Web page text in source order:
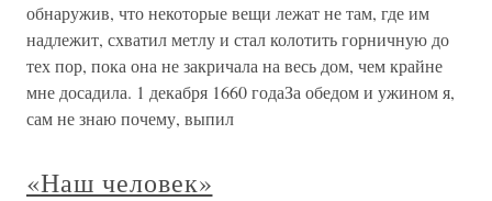
обнаружив, что некоторые вещи лежат не там, где им
надлежит, схватил метлу и стал колотить горничную до
тех пор, пока она не закричала на весь дом, чем крайне
мне досадила. 1 декабря 1660 годаЗа обедом и ужином я,
сам не знаю почему, выпил
«Наш человек»